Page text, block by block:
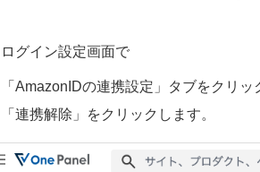
ログイン設定画面で
「AmazonIDの連携設定」タブをクリッ
「連携解除」をクリックします。